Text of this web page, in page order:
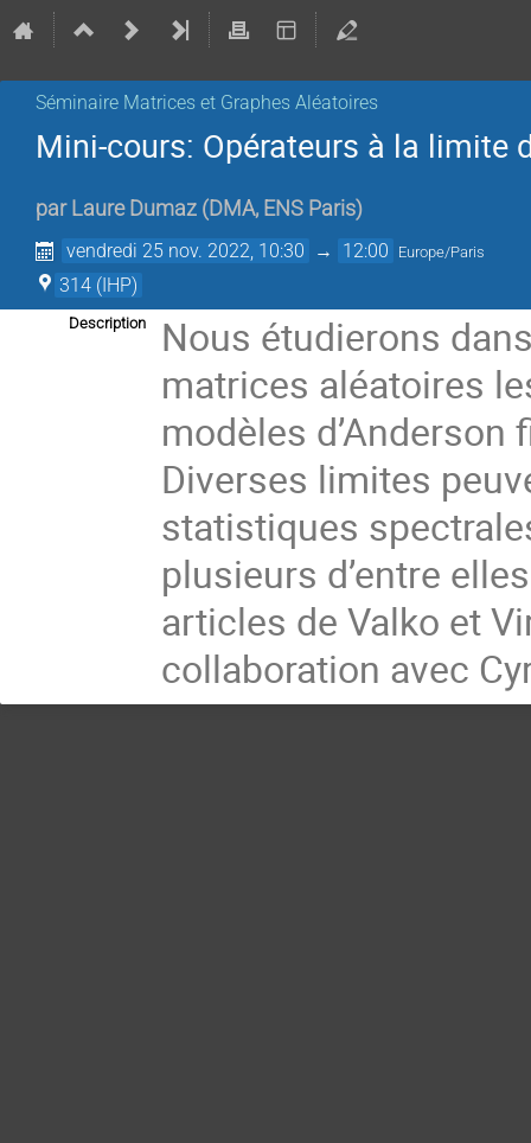
Séminaire Matrices et Graphes Aléatoires
Mini-cours: Opérateurs à la limite
par Laure Dumaz (DMA, ENS Paris)
vendredi 25 nov. 2022, 10:30 → 12:00 Europe/Paris
314 (IHP)
Description
Nous étudierons
matrices aléatoires
modèles
Diverses limites
statistiques
plusieurs d’entre
articles de Valko et
collaboration avec